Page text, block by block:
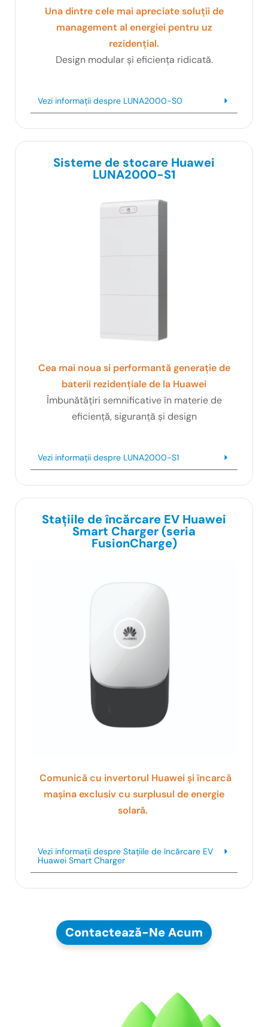
Una dintre cele mai apreciate soluții de
management al energiei pentru uz
rezidențial.
Design modular și eficiența ridicată.
Vezi informații despre LUNA2000-S0
Sisteme de stocare Huawei
LUNA2000-S1
Cea mai noua si performantă generație de
baterii rezidențiale de la Huawei
Îmbunătățiri semnificative în materie de
eficiență, siguranță și design
Vezi informații despre LUNA2000-S1
Stațiile de încărcare EV Huawei
Smart Charger (seria
FusionCharge)
Comunică cu invertorul Huawei și încarcă
mașinaexclusiv cu surplusul de energie
solară.
Vezi informații despre Stațiile de încărcare EV
Huawei Smart Charger
Contactează-Ne Acum